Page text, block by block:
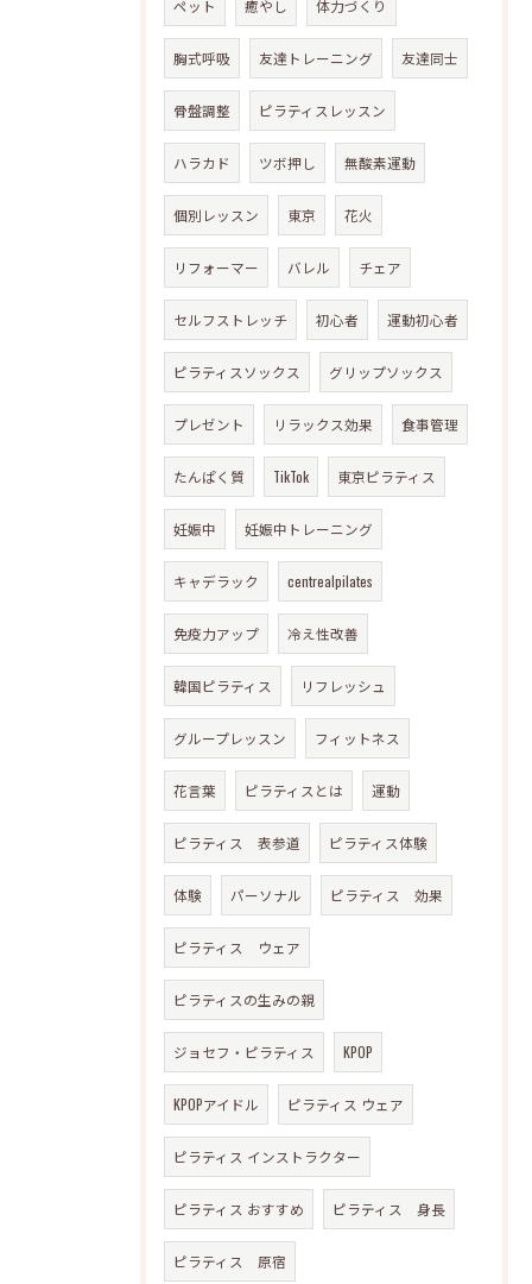
ペット 癒やし 体力づくり
胸式呼吸 友達トレーニング 友達同士
骨盤調整 ピラティスレッスン
ハラカド ツボ押し 無酸素運動
個別レッスン 東京 花火
リフォーマー バレル チェア
セルフストレッチ 初心者 運動初心者
ピラティスソックス グリップソックス
プレゼント リラックス効果 食事管理
たんぱく質 TikTok 東京ピラティス
妊娠中 妊娠中トレーニング
キャデラック centrealpilates
免疫力アップ 冷え性改善
韓国ピラティス リフレッシュ
グループレッスン フィットネス
花言葉 ピラティスとは 運動
ピラティス 表参道 ピラティス体験
体験 パーソナル ピラティス 効果
ピラティス ウェア
ピラティスの生みの親
ジョセフ・ピラティス KPOP
KPOPアイドル ピラティス ウェア
ピラティス インストラクター
ピラティス おすすめ ピラティス 身長
ピラティス 原宿